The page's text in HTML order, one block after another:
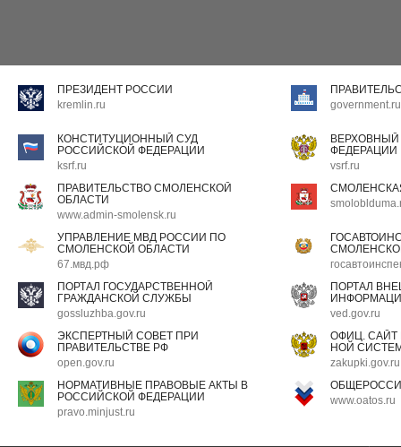
ПРЕЗИДЕНТ РОССИИ
kremlin.ru
government.ru
КОНСТИТУЦИОННЫЙ СУД
РОССИЙСКОЙ ФЕДЕРАЦИИ
ksrf.ru
ФЕДЕРАЦИИ
vsrf.ru
ПРАВИТЕЛЬСТВО СМОЛЕНСКОЙ
ОБЛАСТИ
www.admin-smolensk.ru
УПРАВЛЕНИЕ МВД РОССИИ ПО
СМОЛЕНСКОЙ ОБЛАСТИ
67.мвд.рф
ПОРТАЛ ГОСУДАРСТВЕННОЙ
ГРАЖДАНСКОЙ СЛУЖБЫ
gossluzhba.gov.ru
ПОРТАЛ
ved.gov.ru
ЭКСПЕРТНЫЙ СОВЕТ ПРИ
ПРАВИТЕЛЬСТВЕ РФ
open.gov.ru
ОФИЦ.
НОЙ
zakupki.gov.ru
НОРМАТИВНЫЕ ПРАВОВЫЕ АКТЫ В
РОССИЙСКОЙ ФЕДЕРАЦИИ
pravo.minjust.ru
www.oatos.ru